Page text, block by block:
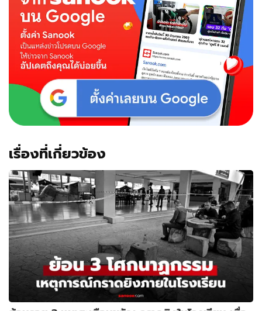
เรื่องที่เกี่ยวข้อง